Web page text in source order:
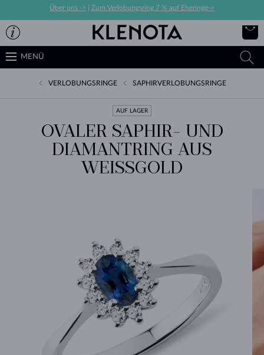
Über uns -> Zum Verlobungsring 7 % auf Eheringe->
MENÜ
VERLOBUNGSRINGE SAPHIRVERLOBUNGSRINGE
AUF LAGER
OVALER SAPHIR- UND
DIAMANTRING AUS
WEISSGOLD